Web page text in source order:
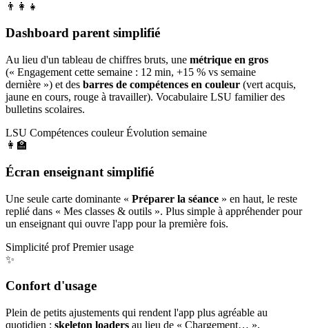
👨‍👩‍👧
Dashboard parent simplifié
Au lieu d'un tableau de chiffres bruts, une métrique en gros
(« Engagement cette semaine : 12 min, +15 % vs semaine
dernière ») et des barres de compétences en couleur (vert acquis,
jaune en cours, rouge à travailler). Vocabulaire LSU familier des
bulletins scolaires.
LSU Compétences couleur Évolution semaine
👩‍🏫
Écran enseignant simplifié
Une seule carte dominante « Préparer la séance » en haut, le reste
replié dans « Mes classes & outils ». Plus simple à appréhender pour
un enseignant qui ouvre l'app pour la première fois.
Simplicité prof Premier usage
✨
Confort d'usage
Plein de petits ajustements qui rendent l'app plus agréable au
quotidien : skeleton loaders au lieu de « Chargement… »,